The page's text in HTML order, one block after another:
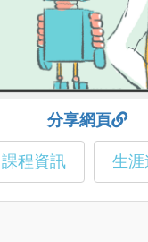
分享網頁
課程資訊 生涯